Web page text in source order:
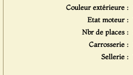
Couleur extérieure :
Etat moteur :
Nbr de places :
Carrosserie :
Sellerie :